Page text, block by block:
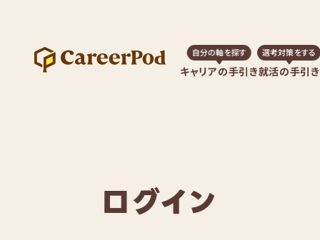
キャリアの手引き
自分の軸を探す
就活の手引き
選考対策をする
ログイン